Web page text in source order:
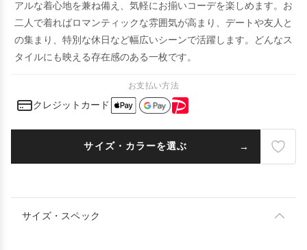
アルな着心地を兼ね備え、気軽にお揃いコーデを楽しめます。お
二人で着ればロマンティックな雰囲気が高まり、デートや友人と
の集まり、特別な休日など幅広いシーンで活躍します。どんなス
タイルにも映える存在感のある一枚です。
お支払い方法
クレジットカード
サイズ・カラーを選ぶ
サイズ・スペック